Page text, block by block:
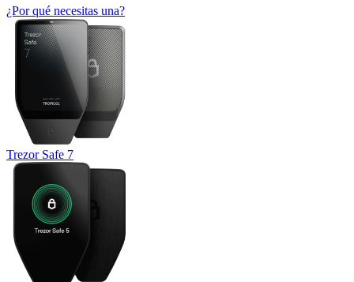
¿Por qué necesitas una?
Trezor Safe 7